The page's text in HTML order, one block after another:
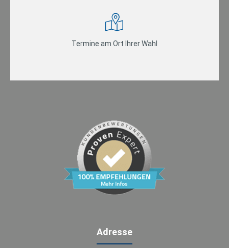
Termine am Ort Ihrer Wahl
Adresse